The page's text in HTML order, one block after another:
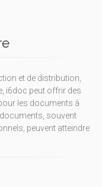
et de distribution,
i6doc peut offrir des
les documents à
souvent
peuvent atteindre